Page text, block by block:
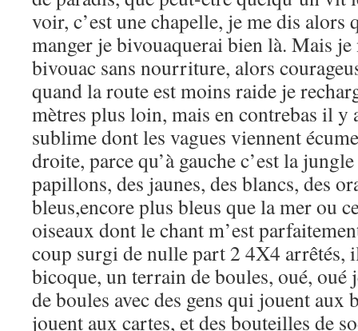
voir, c’est une chapelle, je me dis alors
manger je bivouaquerai bien là. Mais je
bivouac sans nourriture, alors
quand la route est moins raide je
mètres plus loin, mais en contrebas il y
sublime dont les vagues viennent
droite, parce qu’à gauche c’est la
papillons, des jaunes, des blancs, des
bleus,encore plus bleus que la mer ou
oiseaux dont le chant m’est
coup surgi de nulle part 2 4X4 arrêtés,
bicoque, un terrain de boules, oué,
de boules avec des gens qui jouent aux
jouent aux cartes, et des bouteilles de